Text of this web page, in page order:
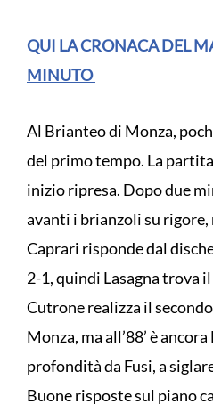
QUI LA CRONACA DEL
MINUTO
Al Brianteo di Monza,
del primo tempo. La
inizio ripresa. Dopo due
avanti i brianzoli su rigore,
Caprari risponde dal
2-1, quindi Lasagna trova
Cutrone realizza il
Monza, ma all’88’ è
profondità da Fusi, a
Buone risposte sul piano